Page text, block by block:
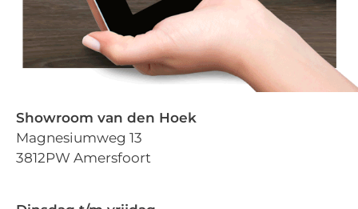
Showroom van den Hoek
Magnesiumweg 13
3812PW Amersfoort